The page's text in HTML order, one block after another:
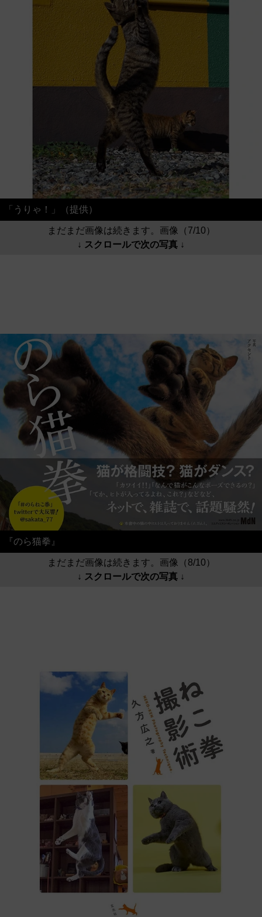
「うりゃ！」（提供）
まだまだ画像は続きます。画像（7/10）
↓ スクロールで次の写真 ↓
『のら猫拳』
まだまだ画像は続きます。画像（8/10）
↓ スクロールで次の写真 ↓